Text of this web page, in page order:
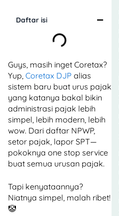
Daftar isi
Guys, masih inget Coretax?
Yup, Coretax DJP alias
sistem baru buat urus pajak
yang katanya bakal bikin
administrasi pajak lebih
simpel, lebih modern, lebih
wow. Dari daftar NPWP,
setor pajak, lapor SPT—
pokoknya one stop service
buat semua urusan pajak.
Tapi kenyataannya?
Niatnya simpel, malah ribet!
🤡